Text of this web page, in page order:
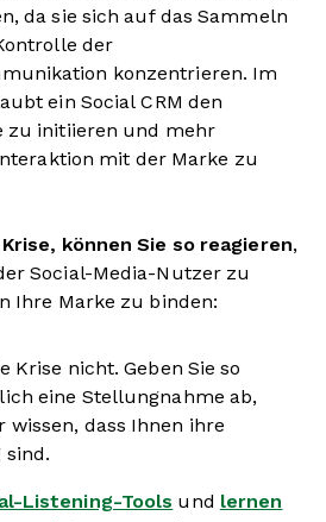
da sie sich auf das Sammeln
der
konzentrieren. Im
ein Social CRM den
zu initiieren und mehr
mit der Marke zu
können Sie so reagieren,
Social-Media-Nutzer zu
Ihre Marke zu binden:
Krise nicht. Geben Sie so
eine Stellungnahme ab,
wissen, dass Ihnen ihre
sind.
Listening-Tools und lernen